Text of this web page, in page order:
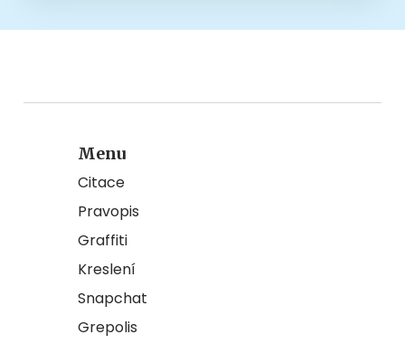
Menu
Citace
Pravopis
Graffiti
Kreslení
Snapchat
Grepolis